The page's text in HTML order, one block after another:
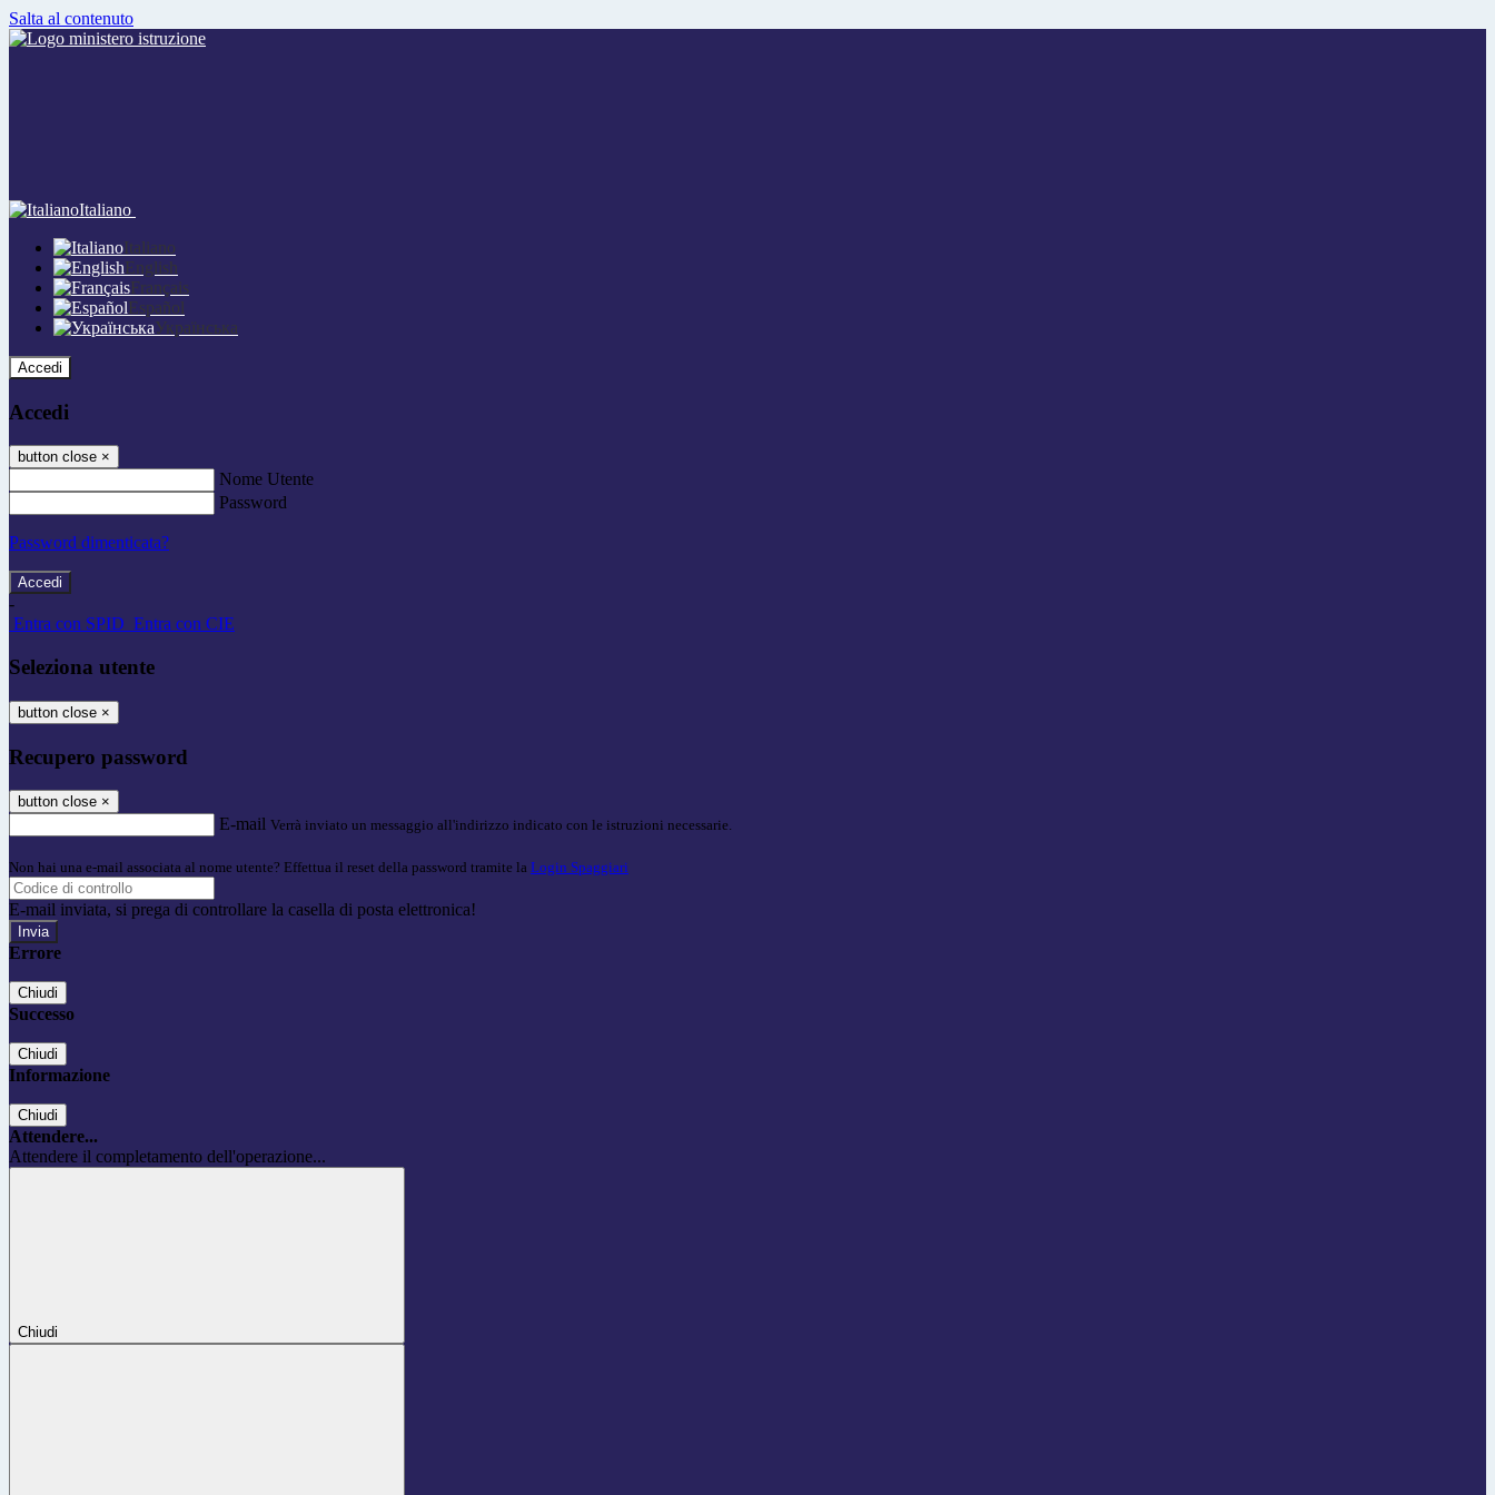
Salta al contenuto
Italiano
Italiano
English
Français
Español
Українська
Accedi
Accedi
button close ×
Nome Utente
Password
Password dimenticata?
-
Entra con SPID Entra con CIE
Seleziona utente
button close ×
Recupero password
button close ×
E-mail Verrà inviato un messaggio all'indirizzo indicato con le istruzioni necessarie.
Non hai una e-mail associata al nome utente? Effettua il reset della password tramite la Login Spaggiari
E-mail inviata, si prega di controllare la casella di posta elettronica!
Errore
Chiudi
Successo
Chiudi
Informazione
Chiudi
Attendere...
Attendere il completamento dell'operazione...
Chiudi